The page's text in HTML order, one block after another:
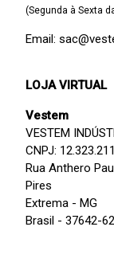
(Segunda à Sexta
Email:
LOJA VIRTUAL
Vestem
VESTEM
CNPJ:
Rua Anthero
Pires
Extrema - MG
Brasil - 37642-